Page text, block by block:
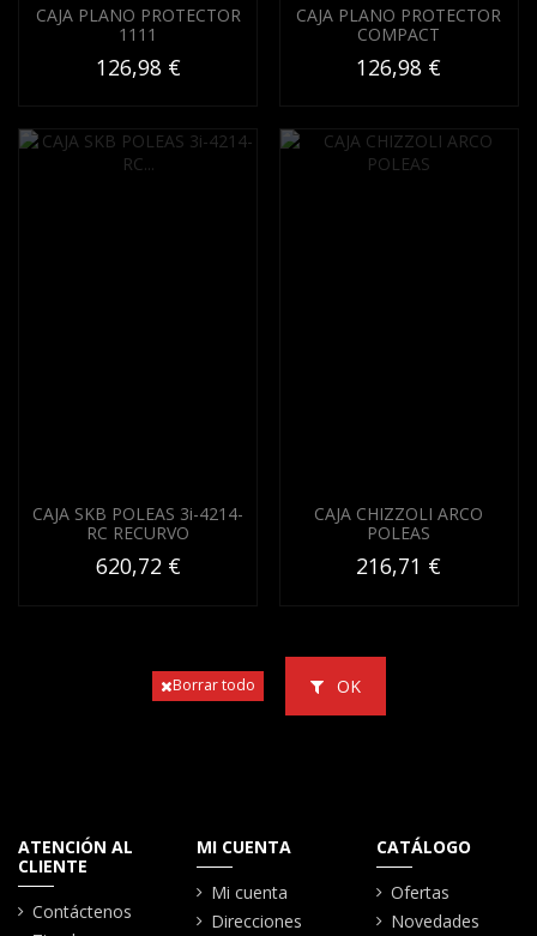
CAJA PLANO PROTECTOR
1111
126,98 €
CAJA PLANO PROTECTOR
COMPACT
126,98 €
CAJA SKB POLEAS 3i-4214-
RC RECURVO
620,72 €
CAJA CHIZZOLI ARCO
POLEAS
216,71 €
Borrar todo OK
ATENCIÓN AL
CLIENTE
Contáctenos
MI CUENTA
Mi cuenta
Direcciones
CATÁLOGO
Ofertas
Novedades